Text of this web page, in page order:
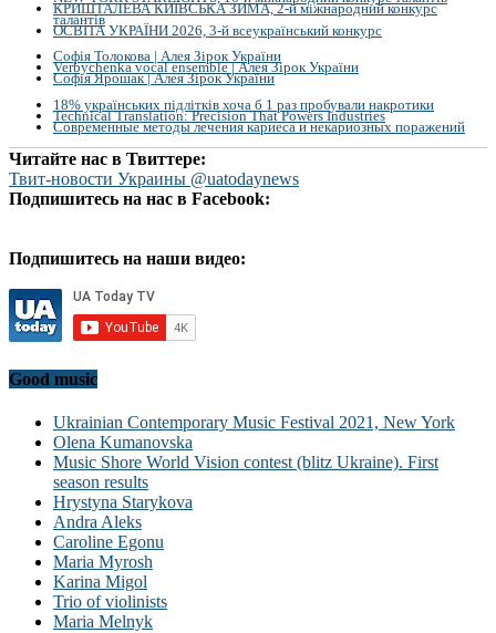
КРИШТАЛЕВА КИЇВСЬКА ЗИМА, 2-й міжнародний конкурс
талантів
ОСВІТА УКРАЇНИ 2026, 3-й всеукраїнський конкурс
Софія Толокова | Алея Зірок України
Verbychenka vocal ensemble | Алея Зірок України
Софія Ярошак | Алея Зірок України
18% українських підлітків хоча б 1 раз пробували накротики
Technical Translation: Precision That Powers Industries
Современные методы лечения кариеса и некариозных поражений
Читайте нас в Твиттере:
Твит-новости Украины @uatodaynews
Подпишитесь на нас в Facebook:
Подпишитесь на наши видео:
Good music
Ukrainian Contemporary Music Festival 2021, New York
Olena Kumanovska
Music Shore World Vision contest (blitz Ukraine). First
season results
Hrystyna Starykova
Andra Aleks
Caroline Egonu
Maria Myrosh
Karina Migol
Trio of violinists
Maria Melnyk